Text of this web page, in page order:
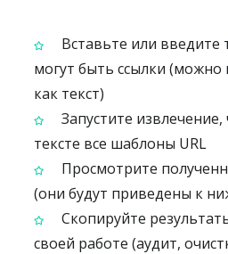
Вставьте или введите
могут быть ссылки (можно
как текст)
Запустите
тексте все шаблоны URL
Просмотрите
(они будут приведены к
Скопируйте
своей работе (аудит,